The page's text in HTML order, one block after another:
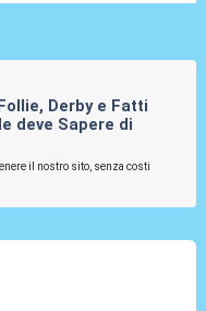
Derby e Fatti
deve Sapere di
il nostro sito, senza costi